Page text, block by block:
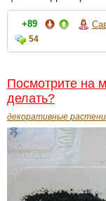
+89
54
Посмотрите на
делать?
декоративные